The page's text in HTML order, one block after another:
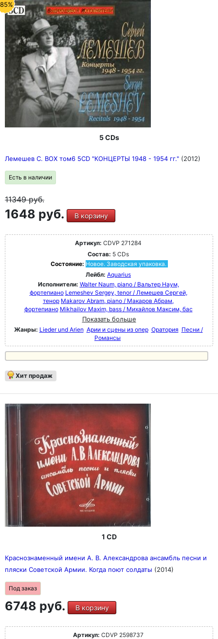
5 CDs
Лемешев С. BOX том6 5CD "КОНЦЕРТЫ 1948 - 1954 гг." (2012)
Есть в наличии
11349руб.
1648 руб. В корзину
Артикул: CDVP 271284
Состав: 5 CDs
Состояние: Новое. Заводская упаковка.
Лейбл: Aquarius
Исполнители: Walter Naum, piano / Вальтер Наум,
фортепиано Lemeshev Sergey, tenor / Лемешев Сергей,
тенор Makarov Abram, piano / Макаров Абрам,
фортепиано Mikhailov Maxim, bass / Михайлов Максим, бас
Показать больше
Жанры: Lieder und Arien Арии и сцены из опер Оратория Песни /
Романсы
Хит продаж
1 CD
Краснознаменный имени А. В. Александрова ансамбль песни и
пляски Советской Армии. Когда поют солдаты (2014)
Под заказ
6748 руб. В корзину
Артикул: CDVP 2598737